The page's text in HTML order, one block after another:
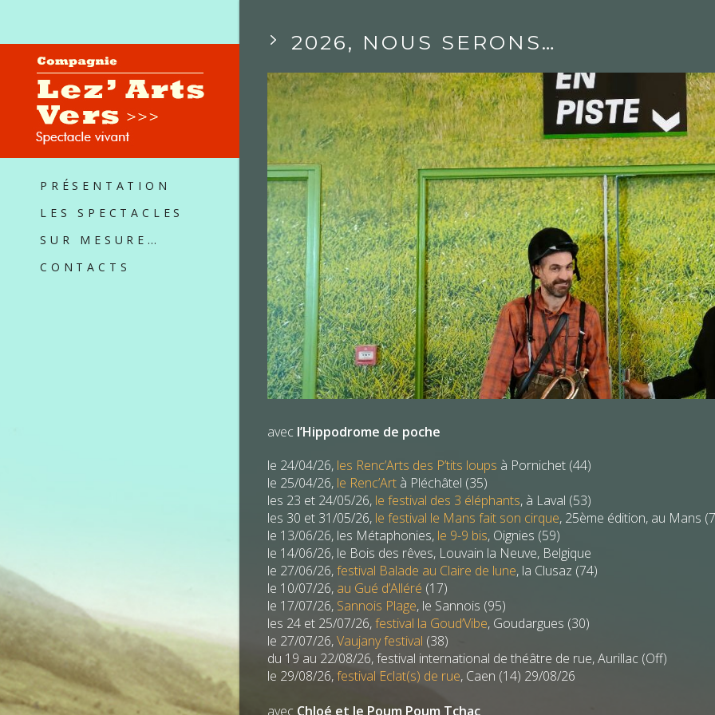
PRÉSENTATION
LES SPECTACLES
SUR MESURE…
CONTACTS
2026, NOUS SERONS…
avec l’Hippodrome de poche
le 24/04/26, les Renc’Arts des P’tits loups à Pornichet (44)
le 25/04/26, le Renc’Art à Pléchâtel (35)
les 23 et 24/05/26, le festival des 3 éléphants, à Laval (53)
les 30 et 31/05/26, le festival le Mans fait son cirque, 25ème édition, au Mans
le 13/06/26, les Métaphonies, le 9-9 bis, Oignies (59)
le 14/06/26, le Bois des rêves, Louvain la Neuve, Belgique
le 27/06/26,festival Balade au Claire de lune, la Clusaz (74)
le 10/07/26, au Gué d’Alléré (17)
le 17/07/26, Sannois Plage, le Sannois (95)
les 24 et 25/07/26,festival la Goud’Vibe, Goudargues (30)
le 27/07/26,Vaujany festival (38)
du 19 au 22/08/26, festival international de théâtre de rue, Aurillac (Off)
le 29/08/26,festival Eclat(s) de rue, Caen (14) 29/08/26
avec Chloé et le Poum Poum Tchac